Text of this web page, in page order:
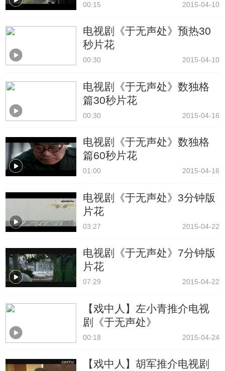
00:15 2015-04-10
电视剧《于无声处》预热30
秒片花
00:30 2015-04-10
电视剧《于无声处》数独格
篇30秒片花
00:30 2015-04-16
电视剧《于无声处》数独格
篇60秒片花
01:00 2015-04-16
电视剧《于无声处》3分钟版
片花
03:27 2015-04-22
电视剧《于无声处》7分钟版
片花
07:29 2015-04-22
【戏中人】左小青推介电视
剧《于无声处》
00:18 2015-04-24
【戏中人】胡军推介电视剧